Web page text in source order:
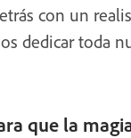
con un
dedicar toda
que la